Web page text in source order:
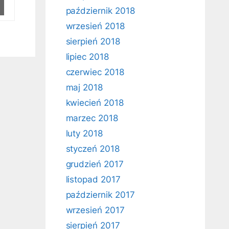
październik 2018
wrzesień 2018
sierpień 2018
lipiec 2018
czerwiec 2018
maj 2018
kwiecień 2018
marzec 2018
luty 2018
styczeń 2018
grudzień 2017
listopad 2017
październik 2017
wrzesień 2017
sierpień 2017